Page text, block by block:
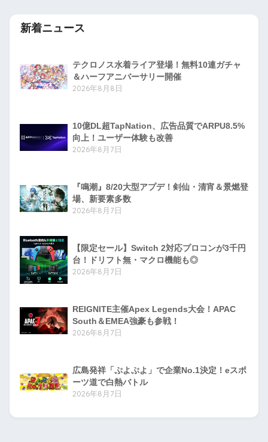
新着ニュース
テクロノス水着ライア登場！無料10連ガチャ
＆ハーフアニバーサリー開催
2026年8月8日
10億DL超TapNation、広告品質でARPU8.5%
向上！ユーザー体験も改善
2026年8月7日
『鳴潮』8/20大型アプデ！剣仙・清宵＆景燃登
場、新要素多数
2026年8月7日
【限定セール】Switch 2対応プロコンが3千円
台！ドリフト無・マクロ機能も◎
2026年8月7日
REIGNITE主催Apex Legends大会！APAC
South＆EMEA強豪も参戦！
2026年8月7日
広島発祥「ぷよぷよ」で企業No.1決定！eスポ
ーツ道で白熱バトル
2026年8月7日